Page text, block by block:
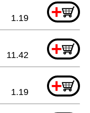
+
1.19
+
11.42
+
1.19